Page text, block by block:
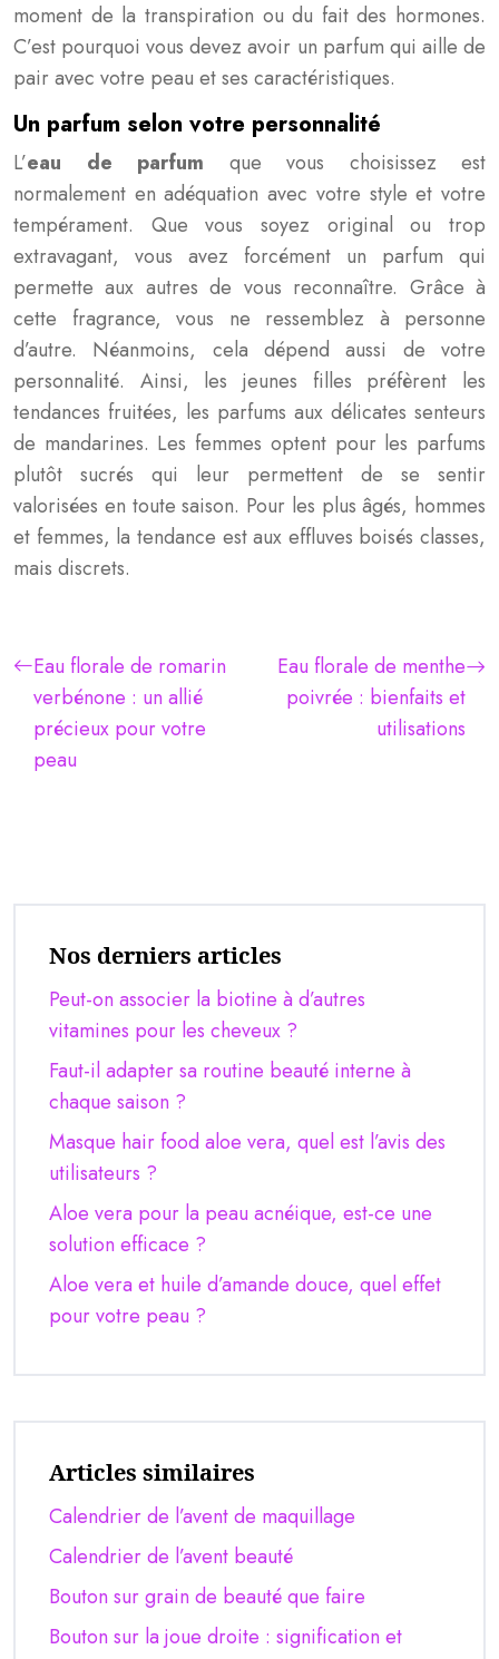
moment de la transpiration ou du fait des hormones.
C’est pourquoi vous devez avoir un parfum qui aille de
pair avec votre peau et ses caractéristiques.
Un parfum selon votre personnalité
L’eau de parfum que vous choisissez est
normalement en adéquation avec votre style et votre
tempérament. Que vous soyez original ou trop
extravagant, vous avez forcément un parfum qui
permette aux autres de vous reconnaître. Grâce à
cette fragrance, vous ne ressemblez à personne
d’autre. Néanmoins, cela dépend aussi de votre
personnalité. Ainsi, les jeunes filles préfèrent les
tendances fruitées, les parfums aux délicates senteurs
de mandarines. Les femmes optent pour les parfums
plutôt sucrés qui leur permettent de se sentir
valorisées en toute saison. Pour les plus âgés, hommes
et femmes, la tendance est aux effluves boisés classes,
mais discrets.
Eau florale de romarin
verbénone : un allié
précieux pour votre
peau
Eau florale de menthe
poivrée : bienfaits et
utilisations
Nos derniers articles
Peut-on associer la biotine à d’autres
vitamines pour les cheveux ?
Faut-il adapter sa routine beauté interne à
chaque saison ?
Masque hair food aloe vera, quel est l’avis des
utilisateurs ?
Aloe vera pour la peau acnéique, est-ce une
solution efficace ?
Aloe vera et huile d’amande douce, quel effet
pour votre peau ?
Articles similaires
Calendrier de l’avent de maquillage
Calendrier de l’avent beauté
Bouton sur grain de beauté que faire
Bouton sur la joue droite : signification et